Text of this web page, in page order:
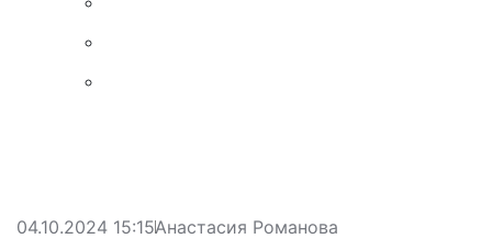
04.10.2024 15:15Анастасия Романова